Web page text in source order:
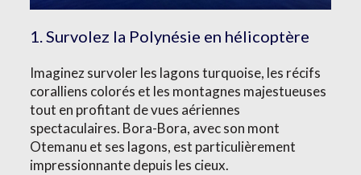
1. Survolez la Polynésie en hélicoptère
Imaginez survoler les lagons turquoise, les récifs
coralliens colorés et les montagnes majestueuses
tout en profitant de vues aériennes
spectaculaires. Bora-Bora, avec son mont
Otemanu et ses lagons, est particulièrement
impressionnante depuis les cieux.